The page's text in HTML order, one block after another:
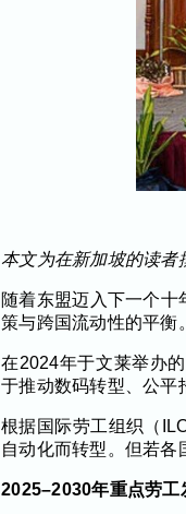
本文为在新加坡的读者
随着东盟迈入下一个
策与跨国流动性的平衡。
在2024年于文莱举办
于推动数码转型、公平
根据国际劳工组织（
自动化而转型。但若各
2025–2030年重点劳工